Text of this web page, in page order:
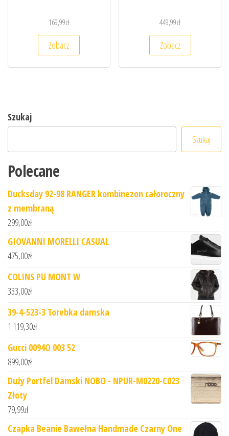
169,99zł
Zobacz
449,99zł
Zobacz
Szukaj
Szukaj
Polecane
Ducksday 92-98 RANGER kombinezon całoroczny
z membraną
299,00zł
GIOVANNI MORELLI CASUAL
475,00zł
COLINS PU MONT W
333,00zł
39-4-523-3 Torebka damska
1 119,30zł
Gucci 0094O 003 52
899,00zł
Duży Portfel Damski NOBO - NPUR-M0220-C023
Złoty
79,99zł
Czapka Beanie Bawełna Handmade Czarny One